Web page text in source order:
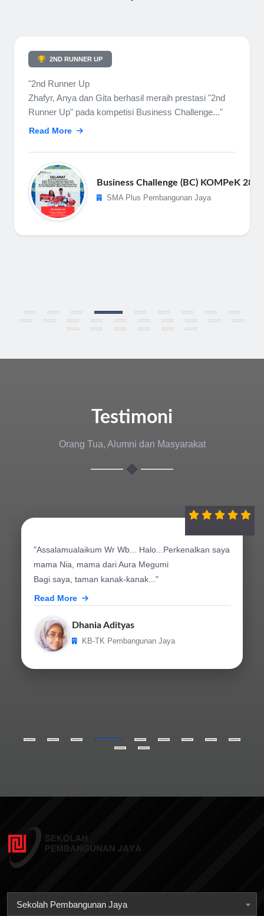
2ND RUNNER UP
"2nd Runner Up
Zhafyr, Anya dan Gita berhasil meraih prestasi "2nd
Runner Up" pada kompetisi Business Challenge..."
Read More
Business Challenge (BC) KOMPeK 28
SMA Plus Pembangunan Jaya
Testimoni
Orang Tua, Alumni dan Masyarakat
"Assalamualaikum Wr Wb... Halo...Perkenalkan saya
mama Nia, mama dari Aura Megumi
Bagi saya, taman kanak-kanak..."
Read More
Dhania Adityas
KB-TK Pembangunan Jaya
Sekolah Pembangunan Jaya